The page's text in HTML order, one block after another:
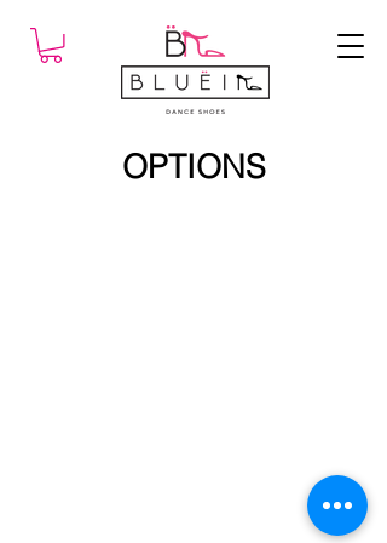
OPTIONS